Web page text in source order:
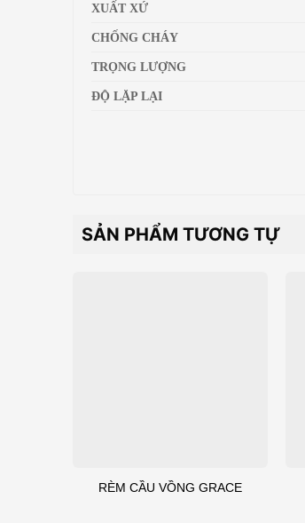
XUẤT XỨ
CHỐNG CHÁY
TRỌNG LƯỢNG
ĐỘ LẶP LẠI
SẢN PHẨM TƯƠNG TỰ
RÈM CẦU VỒNG GRACE